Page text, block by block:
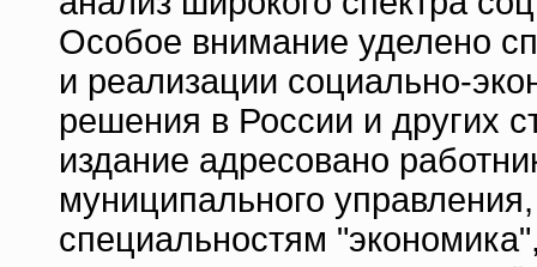
Особое внимание уделено
и реализации социально-
решения в России и других
издание адресовано
муниципального
специальностям